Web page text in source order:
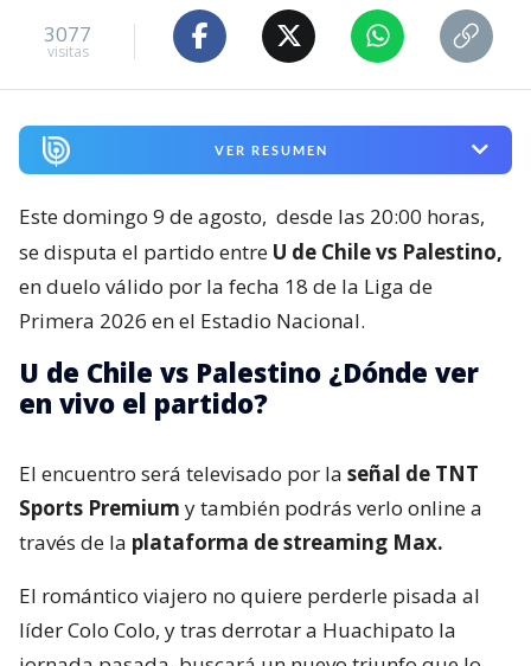
3077
visitas
VER RESUMEN
Este domingo 9 de agosto, desde las 20:00 horas,
se disputa el partido entre U de Chile vs Palestino,
en duelo válido por la fecha 18 de la Liga de
Primera 2026 en el Estadio Nacional.
U de Chile vs Palestino ¿Dónde ver
en vivo el partido?
El encuentro será televisado por la señal de TNT
Sports Premium y también podrás verlo online a
través de la plataforma de streaming Max.
El romántico viajero no quiere perderle pisada al
líder Colo Colo, y tras derrotar a Huachipato la